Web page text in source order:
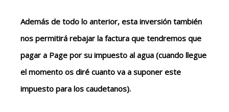
Además de todo lo anterior, esta inversión también
nos permitirá rebajar la factura que tendremos que
pagar a Page por su impuesto al agua (cuando llegue
el momento os diré cuanto va a suponer este
impuesto para los caudetanos).